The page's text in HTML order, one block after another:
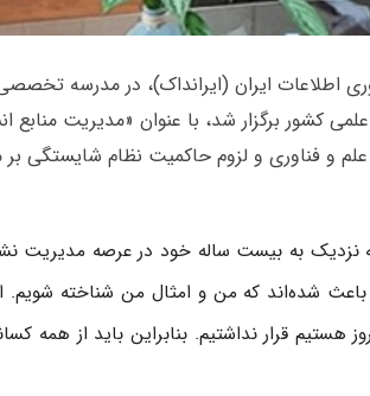
اطلاعات ایران (ایرانداک)، در مدرسه
کشور برگزار شد، با عنوان «مدیریت منابع
و فناوری و لزوم حاکمیت نظام شایستگی
نزدیک به بیست ساله خود در عرصه مدیریت
شده‌اند که من و امثال من شناخته شویم.
هستیم قرار نداشتیم. بنابراین باید از همه